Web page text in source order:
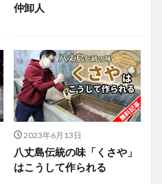
仲卸人
2023年6月13日
八丈島伝統の味「くさや」
はこうして作られる